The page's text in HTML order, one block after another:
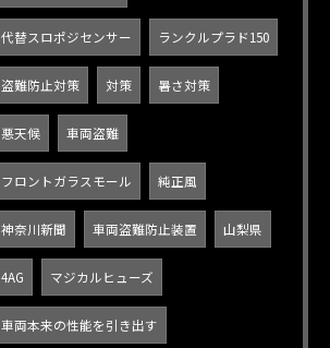
代替スロポジセンサー ランクルプラド150
盗難防止対策 対策 暑さ対策
悪天候 車両盗難
フロントガラスモール 純正風
神奈川新聞 車両盗難防止装置 山梨県
4AG マジカルヒューズ
車両本来の性能を引き出す